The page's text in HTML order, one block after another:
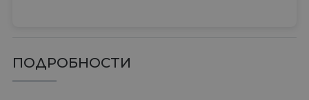
ПОДРОБНОСТИ